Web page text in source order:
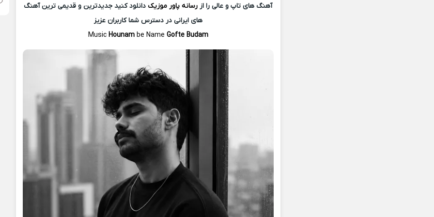
آهنگ های تاپ و عالی را از رسانه پاور موزیک دانلود کنید جدیدترین و قدیمی ترین آهنگ
های ایرانی در دسترس شما کاربران عزیز
MusicHounam be Name Gofte Budam